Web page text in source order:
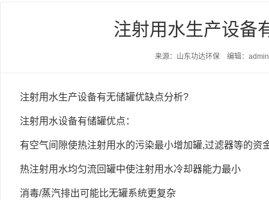
注射用水生产设备
来源：山东功达环保 编辑：
注射用水生产设备有无储罐优缺点分析?
注射用水设备有储罐优点：
有空气间隙使热注射用水的污染最小增加罐,过滤器等的资
热注射用水均匀流回罐中使注射用水冷却器能力最小
消毒/蒸汽排出可能比无罐系统更复杂